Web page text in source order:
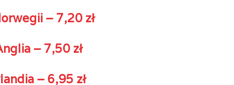
– 7,20 zł
– 7,50 zł
– 6,95 zł